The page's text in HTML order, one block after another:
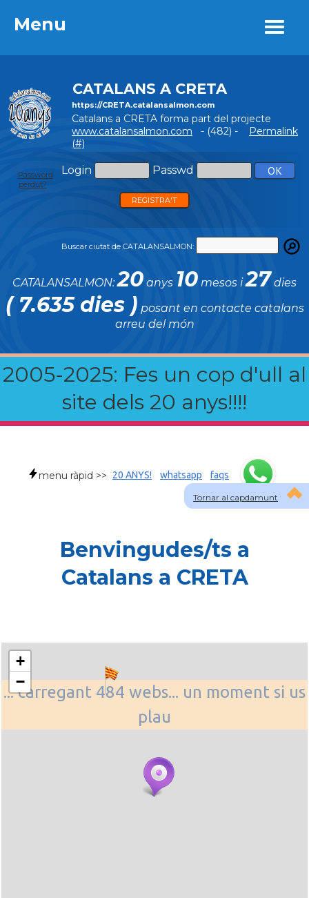
Menu
CATALANS A CRETA
https://CRETA.catalansalmon.com
Catalans a CRETA forma part del projecte
www.catalansalmon.com - (482) -
Permalink
(#)
Login Passwd
Password
perdut?
REGISTRA'T
Buscar ciutat de CATALANSALMON:
CATALANSALMON:20 anys 10 mesos i27 dies
( 7.635 dies ) posant en contacte catalans
arreu del món
2005-2025: Fes un cop d'ull al
site dels 20 anys!!!!
Menu
Tornar al capdamunt
menu ràpid >> 20 ANYS! whatsapp faqs
Benvingudes/ts a
Catalans a CRETA
... carregant 484 webs... un moment si us
plau
+
−